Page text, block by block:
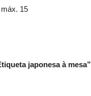
15
japonesa à mesa”